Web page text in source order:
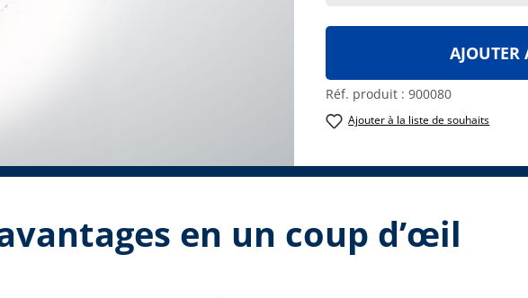
Réf. produit : 900080
Ajouter à la liste de souhaits
en un coup d’œil